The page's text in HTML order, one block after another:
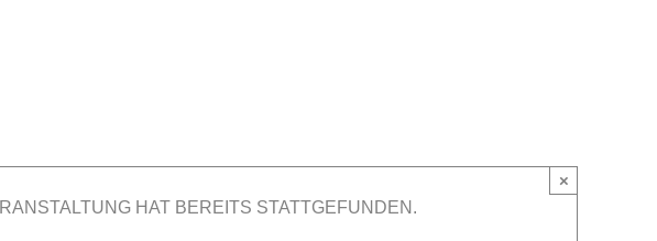
HAT BEREITS STATTGEFUNDEN.
×